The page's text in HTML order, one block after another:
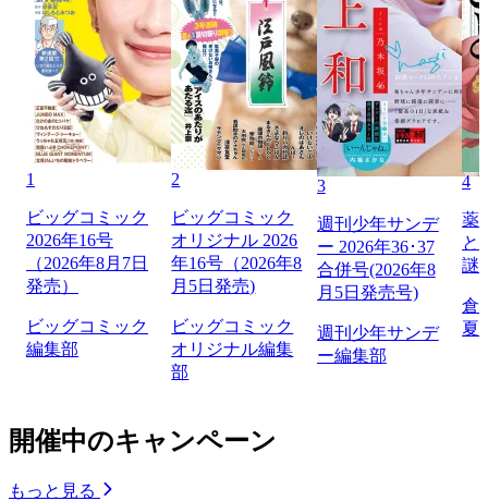
1
ビッグコミック
2026年16号
（2026年8月7日
発売）
ビッグコミック
編集部
2
ビッグコミック
オリジナル 2026
年16号（2026年8
月5日発売)
ビッグコミック
オリジナル編集
部
3
週刊少年サンデ
ー 2026年36･37
合併号(2026年8
月5日発売号)
週刊少年サンデ
ー編集部
4
薬
と
謎
倉
夏
開催中のキャンペーン
もっと見る